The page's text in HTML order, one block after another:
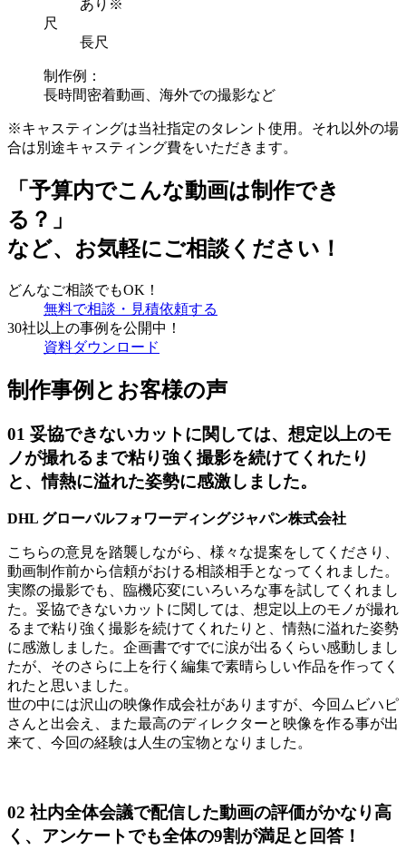
あり ※
尺
長尺
制作例：
長時間密着動画、海外での撮影など
※キャスティングは当社指定のタレント使用。それ以外の場
合は別途キャスティング費をいただきます。
「予算内でこんな動画は制作でき
る？」
など、お気軽にご相談ください！
どんなご相談でもOK！
無料で相談・見積依頼する
30社以上の事例を公開中！
資料ダウンロード
制作事例とお客様の声
01 妥協できないカットに関しては、想定以上のモ
ノが撮れるまで粘り強く撮影を続けてくれたり
と、情熱に溢れた姿勢に感激しました。
DHL グローバルフォワーディングジャパン株式会社
こちらの意見を踏襲しながら、様々な提案をしてくださり、
動画制作前から信頼がおける相談相手となってくれました。
実際の撮影でも、臨機応変にいろいろな事を試してくれまし
た。妥協できないカットに関しては、想定以上のモノが撮れ
るまで粘り強く撮影を続けてくれたりと、情熱に溢れた姿勢
に感激しました。企画書ですでに涙が出るくらい感動しまし
たが、そのさらに上を行く編集で素晴らしい作品を作ってく
れたと思いました。
世の中には沢山の映像作成会社がありますが、今回ムビハピ
さんと出会え、また最高のディレクターと映像を作る事が出
来て、今回の経験は人生の宝物となりました。
02 社内全体会議で配信した動画の評価がかなり高
く、アンケートでも全体の9割が満足と回答！